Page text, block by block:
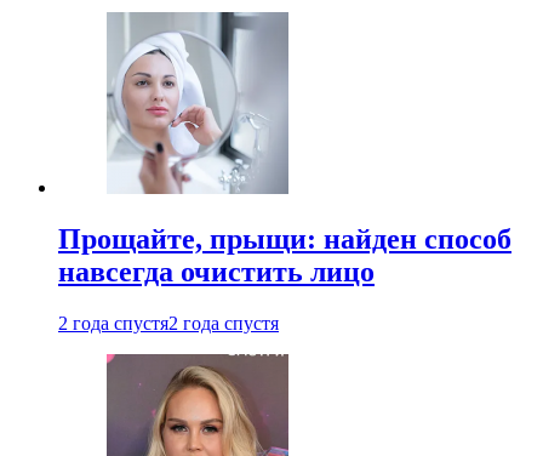
Прощайте, прыщи: найден способ
навсегда очистить лицо
2 года спустя2 года спустя